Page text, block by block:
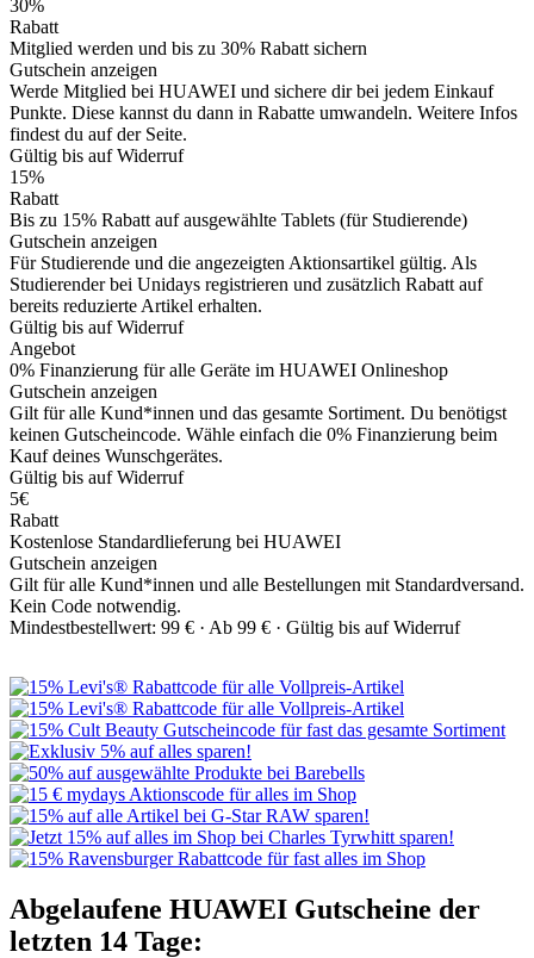
30%
Rabatt
Mitglied werden und bis zu 30% Rabatt sichern
Gutschein anzeigen
Werde Mitglied bei HUAWEI und sichere dir bei jedem Einkauf
Punkte. Diese kannst du dann in Rabatte umwandeln. Weitere Infos
findest du auf der Seite.
Gültig bis auf Widerruf
15%
Rabatt
Bis zu 15% Rabatt auf ausgewählte Tablets (für Studierende)
Gutschein anzeigen
Für Studierende und die angezeigten Aktionsartikel gültig. Als
Studierender bei Unidays registrieren und zusätzlich Rabatt auf
bereits reduzierte Artikel erhalten.
Gültig bis auf Widerruf
Angebot
0% Finanzierung für alle Geräte im HUAWEI Onlineshop
Gutschein anzeigen
Gilt für alle Kund*innen und das gesamte Sortiment. Du benötigst
keinen Gutscheincode. Wähle einfach die 0% Finanzierung beim
Kauf deines Wunschgerätes.
Gültig bis auf Widerruf
5€
Rabatt
Kostenlose Standardlieferung bei HUAWEI
Gutschein anzeigen
Gilt für alle Kund*innen und alle Bestellungen mit Standardversand.
Kein Code notwendig.
Mindestbestellwert: 99 € · Ab 99 € · Gültig bis auf Widerruf
Abgelaufene HUAWEI Gutscheine der
letzten 14 Tage: